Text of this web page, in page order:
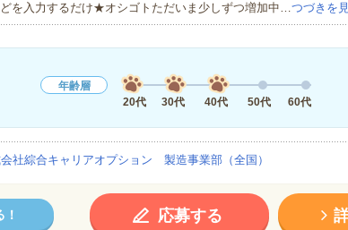
を入力するだけ★オシゴトただいま少しずつ増加中…つづきを
年齢層
20代
30代 40代 50代 60代
社綜合キャリアオプション 製造事業部（全国）
応募する